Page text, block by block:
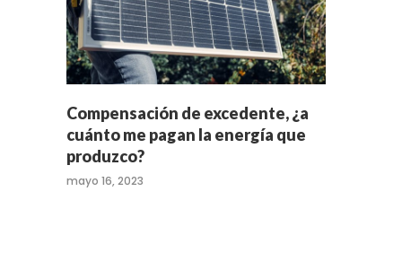
Compensación de excedente, ¿a
cuánto me pagan la energía que
produzco?
mayo 16, 2023